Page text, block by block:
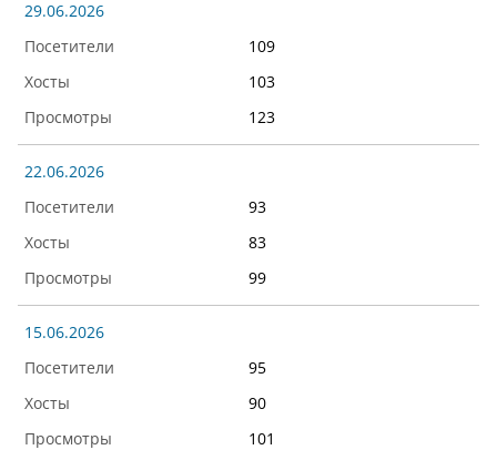
29.06.2026
109
103
123
22.06.2026
93
83
99
15.06.2026
95
90
101